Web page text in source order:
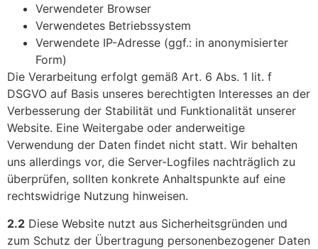
Verwendeter Browser
Verwendetes Betriebssystem
Verwendete IP-Adresse (ggf.: in anonymisierter
Form)
Die Verarbeitung erfolgt gemäß Art. 6 Abs. 1 lit. f
DSGVO auf Basis unseres berechtigten Interesses an der
Verbesserung der Stabilität und Funktionalität unserer
Website. Eine Weitergabe oder anderweitige
Verwendung der Daten findet nicht statt. Wir behalten
uns allerdings vor, die Server-Logfiles nachträglich zu
überprüfen, sollten konkrete Anhaltspunkte auf eine
rechtswidrige Nutzung hinweisen.
2.2 Diese Website nutzt aus Sicherheitsgründen und
zum Schutz der Übertragung personenbezogener Daten